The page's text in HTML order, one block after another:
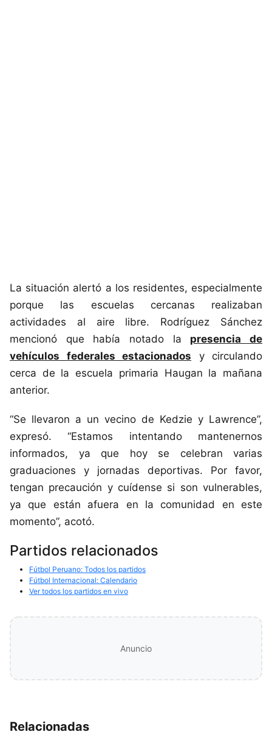
La situación alertó a los residentes, especialmente
porque las escuelas cercanas realizaban
actividades al aire libre. Rodríguez Sánchez
mencionó que había notado la presencia de
vehículos federales estacionados y circulando
cerca de la escuela primaria Haugan la mañana
anterior.
“Se llevaron a un vecino de Kedzie y Lawrence”,
expresó. “Estamos intentando mantenernos
informados, ya que hoy se celebran varias
graduaciones y jornadas deportivas. Por favor,
tengan precaución y cuídense si son vulnerables,
ya que están afuera en la comunidad en este
momento”, acotó.
Partidos relacionados
Fútbol Peruano: Todos los partidos
Fútbol Internacional: Calendario
Ver todos los partidos en vivo
Anuncio
Relacionadas